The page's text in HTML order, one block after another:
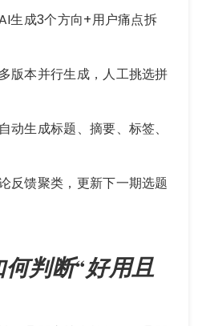
生成3个方向+用户痛点拆
版本并行生成，人工挑选拼
动生成标题、摘要、标签、
反馈聚类，更新下一期选题
判断“好用且